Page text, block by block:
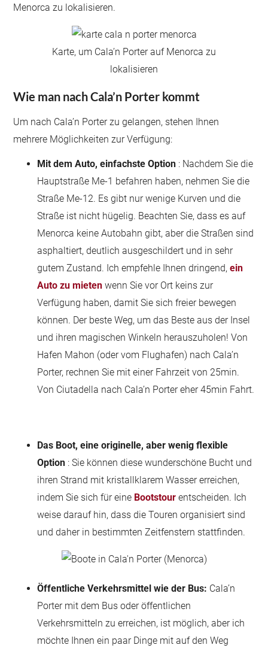
Menorca zu lokalisieren.
Karte, um Cala’n Porter auf Menorca zu
lokalisieren
Wie man nach Cala’n Porter kommt
Um nach Cala’n Porter zu gelangen, stehen Ihnen
mehrere Möglichkeiten zur Verfügung:
Mit dem Auto, einfachste Option : Nachdem Sie die
Hauptstraße Me-1 befahren haben, nehmen Sie die
Straße Me-12. Es gibt nur wenige Kurven und die
Straße ist nicht hügelig. Beachten Sie, dass es auf
Menorca keine Autobahn gibt, aber die Straßen sind
asphaltiert, deutlich ausgeschildert und in sehr
gutem Zustand. Ich empfehle Ihnen dringend,ein
Auto zu mieten wenn Sie vor Ort keins zur
Verfügung haben, damit Sie sich freier bewegen
können. Der beste Weg, um das Beste aus der Insel
und ihren magischen Winkeln herauszuholen! Von
Hafen Mahon (oder vom Flughafen) nach Cala’n
Porter, rechnen Sie mit einer Fahrzeit von 25min.
Von Ciutadella nach Cala’n Porter eher 45min Fahrt.
Das Boot, eine originelle, aber wenig flexible
Option : Sie können diese wunderschöne Bucht und
ihren Strand mit kristallklarem Wasser erreichen,
indem Sie sich für eine Bootstour entscheiden. Ich
weise darauf hin, dass die Touren organisiert sind
und daher in bestimmten Zeitfenstern stattfinden.
Öffentliche Verkehrsmittel wie der Bus: Cala’n
Porter mit dem Bus oder öffentlichen
Verkehrsmitteln zu erreichen, ist möglich, aber ich
möchte Ihnen ein paar Dinge mit auf den Weg